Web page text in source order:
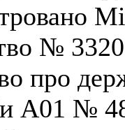
№ 3320
про
А01 №